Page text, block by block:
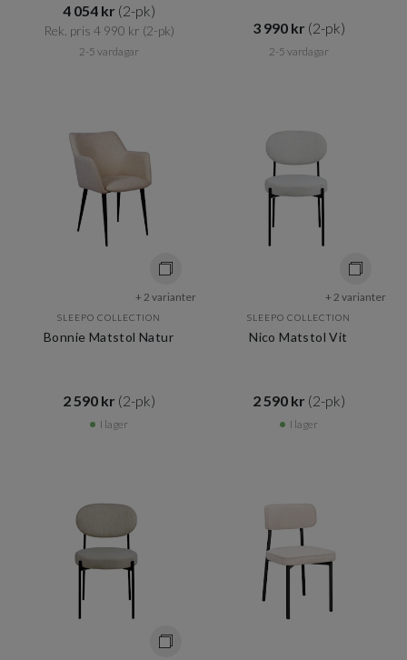
4 054 kr​​ (2-pk)
Rek. pris 4 990 kr​​ (2-pk)
2-5 vardagar
3 990 kr​​ (2-pk)
2-5 vardagar
+ 2 varianter
SLEEPO COLLECTION
Bonnie Matstol Natur
2 590 kr​​ (2-pk)
I lager
+ 2 varianter
SLEEPO COLLECTION
Nico Matstol Vit
2 590 kr​​ (2-pk)
I lager